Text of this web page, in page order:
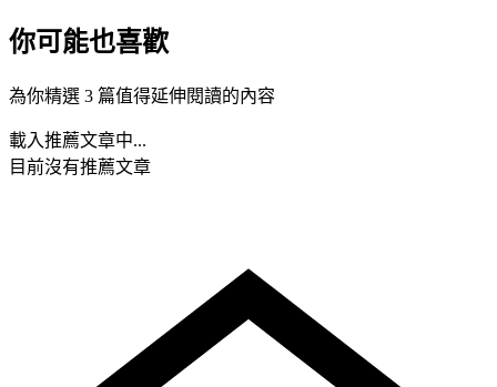
你可能也喜歡
為你精選 3 篇值得延伸閱讀的內容
載入推薦文章中...
目前沒有推薦文章